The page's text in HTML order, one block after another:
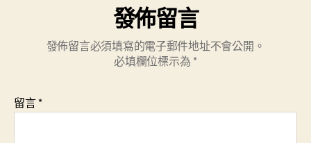
發佈留言
發佈留言必須填寫的電子郵件地址不會公開。
必填欄位標示為 *
留言*